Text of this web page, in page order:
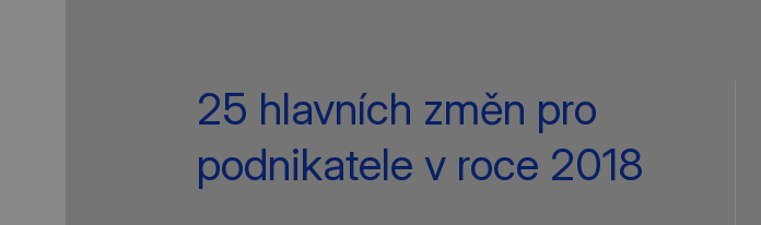
25 hlavních změn pro
podnikatele v roce 2018